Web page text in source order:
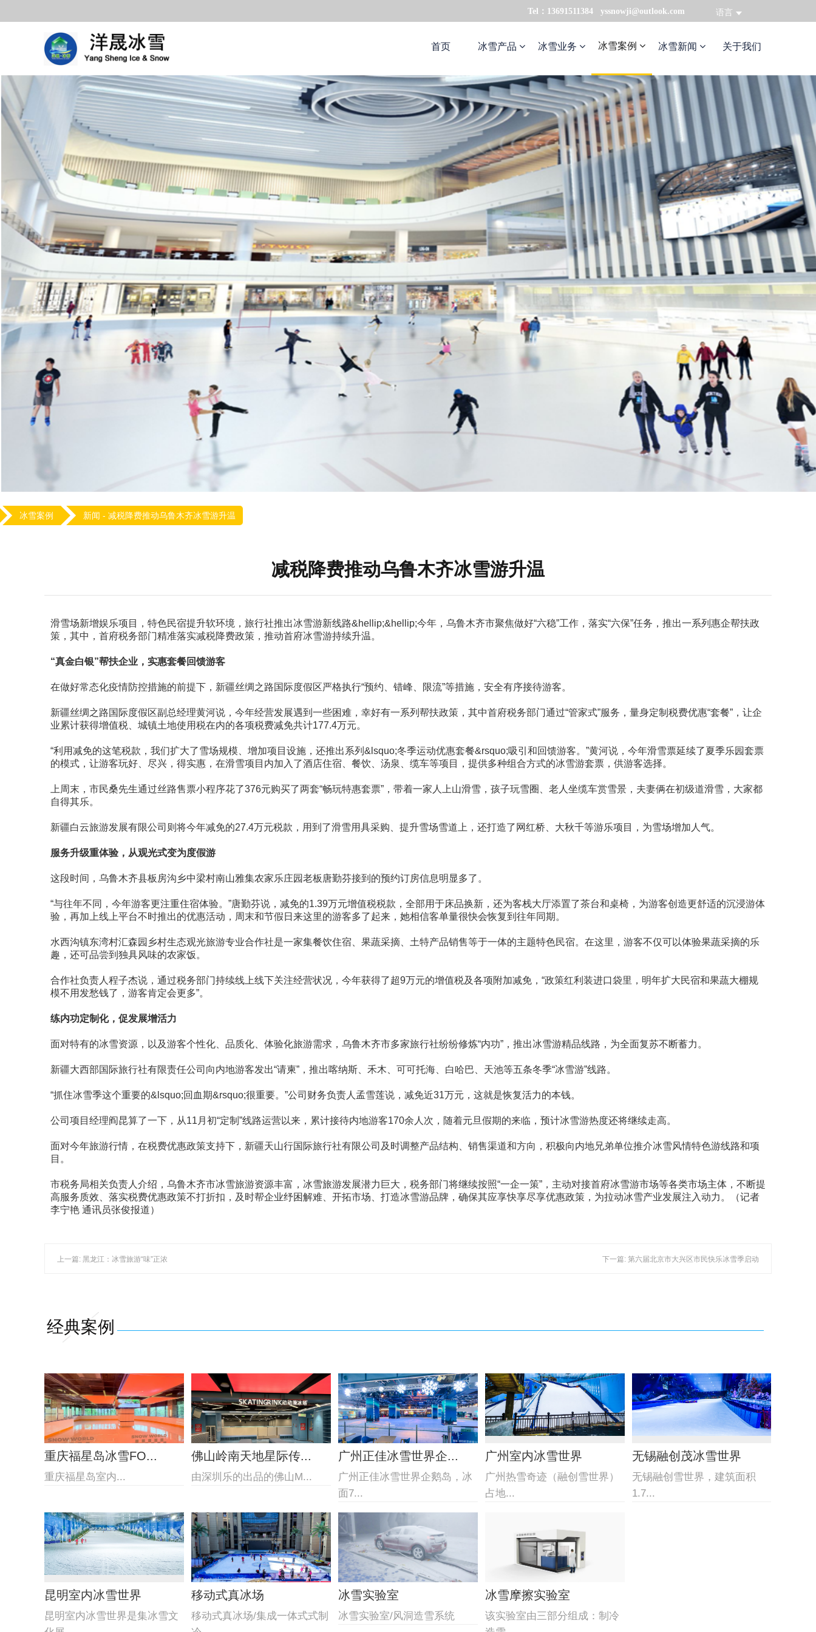
Tel：13691511384 yssnowji@outlook.com 语言
首页 冰雪产品 冰雪业务 冰雪案例 冰雪新闻 关于我们
冰雪案例 新闻 - 减税降费推动乌鲁木齐冰雪游升温
减税降费推动乌鲁木齐冰雪游升温
滑雪场新增娱乐项目，特色民宿提升软环境，旅行社推出冰雪游新线路&hellip;&hellip;今年，乌鲁木齐市聚焦做好“六稳”工作，落实“六保”任务，推出一系列惠企帮扶政
策，其中，首府税务部门精准落实减税降费政策，推动首府冰雪游持续升温。
“真金白银”帮扶企业，实惠套餐回馈游客
在做好常态化疫情防控措施的前提下，新疆丝绸之路国际度假区严格执行“预约、错峰、限流”等措施，安全有序接待游客。
新疆丝绸之路国际度假区副总经理黄河说，今年经营发展遇到一些困难，幸好有一系列帮扶政策，其中首府税务部门通过“管家式”服务，量身定制税费优惠“套餐”，让企
业累计获得增值税、城镇土地使用税在内的各项税费减免共计177.4万元。
“利用减免的这笔税款，我们扩大了雪场规模、增加项目设施，还推出系列&lsquo;冬季运动优惠套餐&rsquo;吸引和回馈游客。”黄河说，今年滑雪票延续了夏季乐园套票
的模式，让游客玩好、尽兴，得实惠，在滑雪项目内加入了酒店住宿、餐饮、汤泉、缆车等项目，提供多种组合方式的冰雪游套票，供游客选择。
上周末，市民桑先生通过丝路售票小程序花了376元购买了两套“畅玩特惠套票”，带着一家人上山滑雪，孩子玩雪圈、老人坐缆车赏雪景，夫妻俩在初级道滑雪，大家都
自得其乐。
新疆白云旅游发展有限公司则将今年减免的27.4万元税款，用到了滑雪用具采购、提升雪场雪道上，还打造了网红桥、大秋千等游乐项目，为雪场增加人气。
服务升级重体验，从观光式变为度假游
这段时间，乌鲁木齐县板房沟乡中梁村南山雅集农家乐庄园老板唐勤芬接到的预约订房信息明显多了。
“与往年不同，今年游客更注重住宿体验。”唐勤芬说，减免的1.39万元增值税税款，全部用于床品换新，还为客栈大厅添置了茶台和桌椅，为游客创造更舒适的沉浸游体
验，再加上线上平台不时推出的优惠活动，周末和节假日来这里的游客多了起来，她相信客单量很快会恢复到往年同期。
水西沟镇东湾村汇森园乡村生态观光旅游专业合作社是一家集餐饮住宿、果蔬采摘、土特产品销售等于一体的主题特色民宿。在这里，游客不仅可以体验果蔬采摘的乐
趣，还可品尝到独具风味的农家饭。
合作社负责人程子杰说，通过税务部门持续线上线下关注经营状况，今年获得了超9万元的增值税及各项附加减免，“政策红利装进口袋里，明年扩大民宿和果蔬大棚规
模不用发愁钱了，游客肯定会更多”。
练内功定制化，促发展增活力
面对特有的冰雪资源，以及游客个性化、品质化、体验化旅游需求，乌鲁木齐市多家旅行社纷纷修炼“内功”，推出冰雪游精品线路，为全面复苏不断蓄力。
新疆大西部国际旅行社有限责任公司向内地游客发出“请柬”，推出喀纳斯、禾木、可可托海、白哈巴、天池等五条冬季“冰雪游”线路。
“抓住冰雪季这个重要的&lsquo;回血期&rsquo;很重要。”公司财务负责人孟雪莲说，减免近31万元，这就是恢复活力的本钱。
公司项目经理阎昆算了一下，从11月初“定制”线路运营以来，累计接待内地游客170余人次，随着元旦假期的来临，预计冰雪游热度还将继续走高。
面对今年旅游行情，在税费优惠政策支持下，新疆天山行国际旅行社有限公司及时调整产品结构、销售渠道和方向，积极向内地兄弟单位推介冰雪风情特色游线路和项
目。
市税务局相关负责人介绍，乌鲁木齐市冰雪旅游资源丰富，冰雪旅游发展潜力巨大，税务部门将继续按照“一企一策”，主动对接首府冰雪游市场等各类市场主体，不断提
高服务质效、落实税费优惠政策不打折扣，及时帮企业纾困解难、开拓市场、打造冰雪游品牌，确保其应享快享尽享优惠政策，为拉动冰雪产业发展注入动力。（记者
李宁艳 通讯员张俊报道）
上一篇: 黑龙江：冰雪旅游“味”正浓 下一篇: 第六届北京市大兴区市民快乐冰雪季启动
经典案例
重庆福星岛冰雪FO...
重庆福星岛室内...
佛山岭南天地星际传...
由深圳乐的出品的佛山M...
广州正佳冰雪世界企...
广州正佳冰雪世界企鹅岛，冰
面7...
广州室内冰雪世界
广州热雪奇迹（融创雪世界）
占地...
无锡融创茂冰雪世界
无锡融创雪世界，建筑面积
1.7...
昆明室内冰雪世界
昆明室内冰雪世界是集冰雪文
移动式真冰场
移动式真冰场/集成一体式式制
冰雪实验室
冰雪实验室/风洞造雪系统
冰雪摩擦实验室
该实验室由三部分组成：制冷